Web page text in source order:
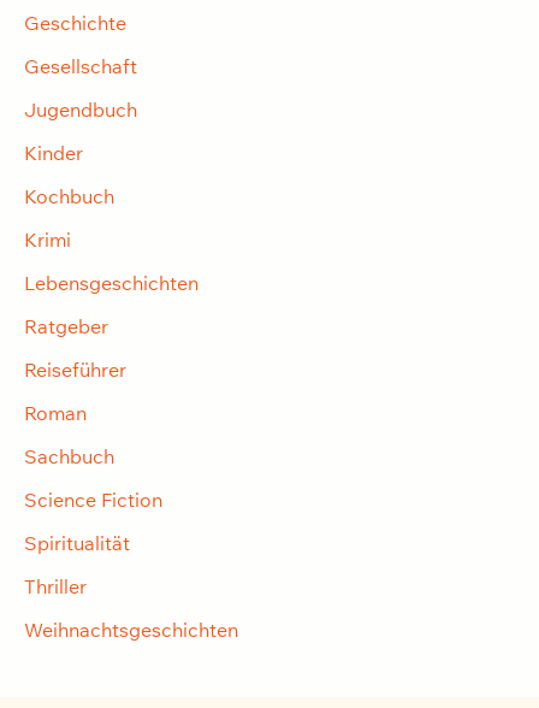
Geschichte
Gesellschaft
Jugendbuch
Kinder
Kochbuch
Krimi
Lebensgeschichten
Ratgeber
Reiseführer
Roman
Sachbuch
Science Fiction
Spiritualität
Thriller
Weihnachtsgeschichten